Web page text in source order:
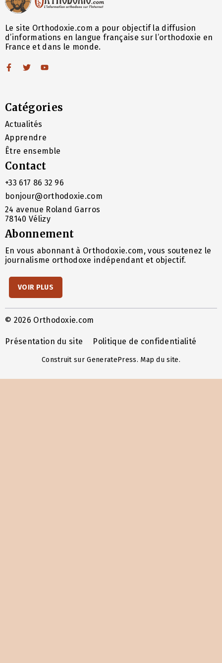
Le site Orthodoxie.com a pour objectif la diffusion
d’informations en langue française sur l’orthodoxie en
France et dans le monde.
Catégories
Actualités
Apprendre
Être ensemble
Contact
+33 617 86 32 96
bonjour@orthodoxie.com
24 avenue Roland Garros
78140 Vélizy
Abonnement
En vous abonnant à Orthodoxie.com, vous soutenez le
journalisme orthodoxe indépendant et objectif.
VOIR PLUS
© 2026 Orthodoxie.com
Présentation du site Politique de confidentialité
Construit surGeneratePress. Map du site.